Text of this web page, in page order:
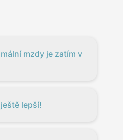
mzdy je zatím v
lepší!